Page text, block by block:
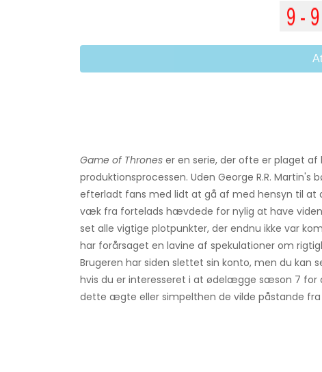
Game of Thrones er en serie, der ofte er plaget
produktionsprocessen. Uden George R.R.
efterladt fans med lidt at gå af med hensyn til
væk fra fortelads hævdede for nylig at have
set alle vigtige plotpunkter, der endnu ikke var
har forårsaget en lavine af spekulationer om
Brugeren har siden slettet sin konto, men du kan
hvis du er interesseret i at ødelægge sæson 7 for
dette ægte eller simpelthen de vilde påstande fra